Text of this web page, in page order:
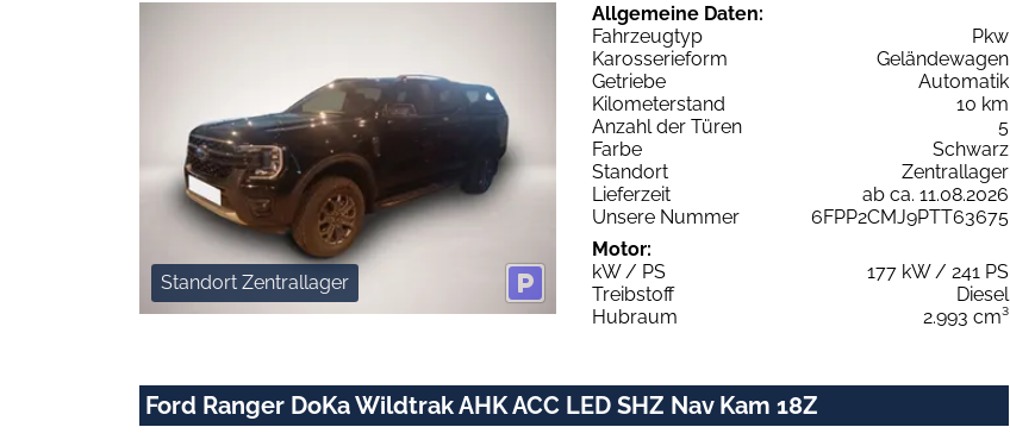
Standort Zentrallager
Allgemeine Daten:
Fahrzeugtyp
Pkw
Karosserieform
Geländewagen
Getriebe
Automatik
Kilometerstand
10 km
Anzahl der Türen
5
Farbe
Schwarz
Standort
Zentrallager
Lieferzeit
ab ca. 11.08.2026
Unsere Nummer
6FPP2CMJ9PTT63675
Motor:
kW / PS
177 kW / 241 PS
Treibstoff
Diesel
Hubraum
2.993 cm³
Ford Ranger DoKa Wildtrak AHK ACC LED SHZ Nav Kam 18Z